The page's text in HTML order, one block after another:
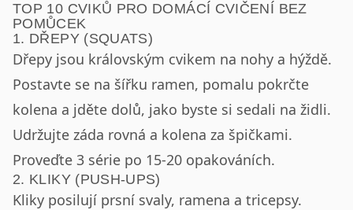
TOP 10 CVIKŮ PRO DOMÁCÍ CVIČENÍ BEZ
POMŮCEK
1. DŘEPY (SQUATS)
Dřepy jsou královským cvikem na nohy a hýždě.
Postavte se na šířku ramen, pomalu pokrčte
kolena a jděte dolů, jako byste si sedali na židli.
Udržujte záda rovná a kolena za špičkami.
Proveďte 3 série po 15-20 opakováních.
2. KLIKY (PUSH-UPS)
Kliky posilují prsní svaly, ramena a tricepsy.